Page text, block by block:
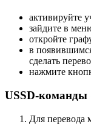
активируйте
зайдите в
откройте
в
сделать
нажмите
USSD-команды
Для перевода